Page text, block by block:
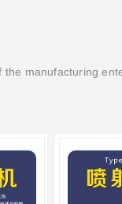
the manufacturing